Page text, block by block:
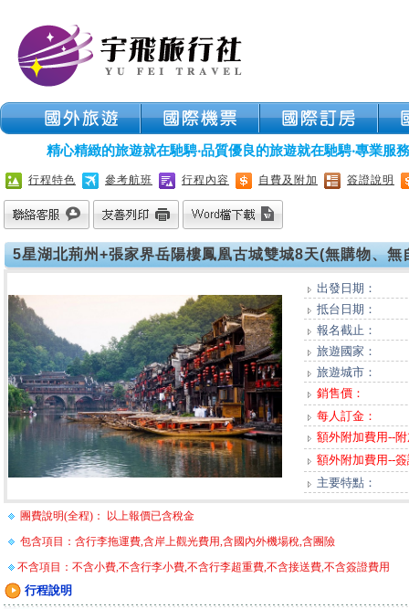
行程特色 參考航班 行程內容 自費及附加 簽證說明
5星湖北荊州+張家界岳陽樓鳳凰古城雙城8天(無購物、
出發日期：
抵台日期：
報名截止：
旅遊國家：
旅遊城市：
銷售價：
每人訂金：
額外附加費用--
額外附加費用--
主要特點：
團費說明(全程)： 以上報價已含稅金
包含項目：含行李拖運費,含岸上觀光費用,含國內外機場稅,含團險
不含項目：不含小費,不含行李小費,不含行李超重費,不含接送費,不含簽證費用
行程說明